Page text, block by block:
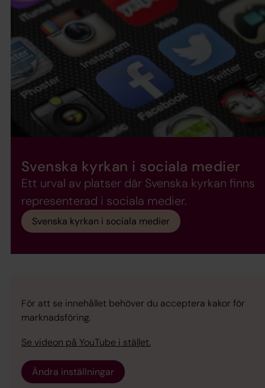
Svenska kyrkan i sociala medier
Ett urval av platser där Svenska kyrkan finns
representerad i sociala medier.
Svenska kyrkan i sociala medier
För att se innehållet behöver du acceptera kakor för
marknadsföring.
Se videon på YouTube i stället.
Ändra inställningar